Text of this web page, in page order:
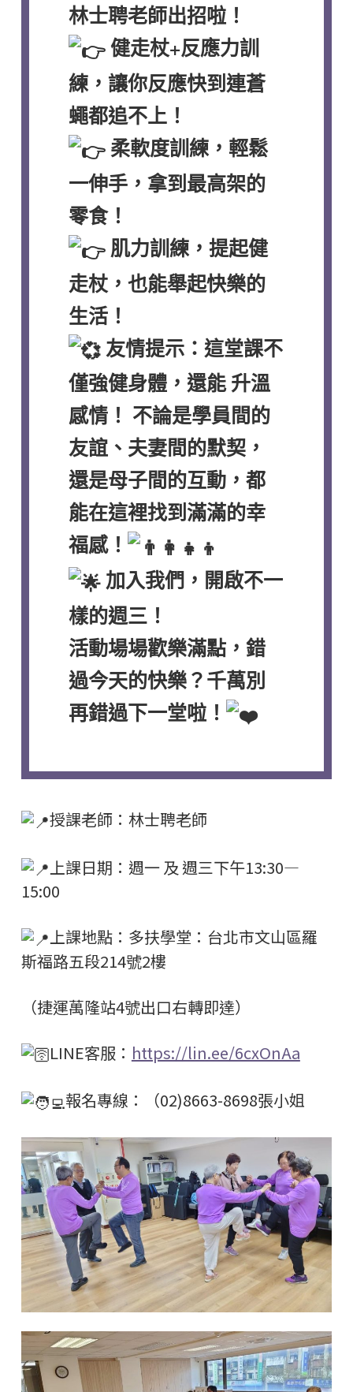
林士聘老師出招啦！
健走杖+反應力訓
練，讓你反應快到連蒼
蠅都追不上！
柔軟度訓練，輕鬆
一伸手，拿到最高架的
零食！
肌力訓練，提起健
走杖，也能舉起快樂的
生活！
友情提示：這堂課不
僅強健身體，還能 升溫
感情！ 不論是學員間的
友誼、夫妻間的默契，
還是母子間的互動，都
能在這裡找到滿滿的幸
福感！
加入我們，開啟不一
樣的週三！
活動場場歡樂滿點，錯
過今天的快樂？千萬別
再錯過下一堂啦！
授課老師：林士聘老師
上課日期：週一 及 週三下午13:30—
15:00
上課地點：多扶學堂：台北市文山區羅
斯福路五段214號2樓
（捷運萬隆站4號出口右轉即達）
LINE客服： https://lin.ee/6cxOnAa
報名專線：（02)8663-8698張小姐